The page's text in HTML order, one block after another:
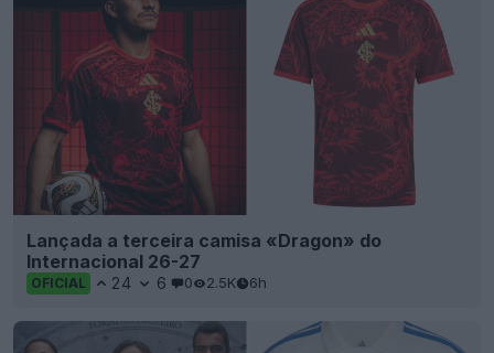
Lançada a terceira camisa «Dragon» do
Internacional 26-27
OFICIAL 24 6 0 2.5K 6h